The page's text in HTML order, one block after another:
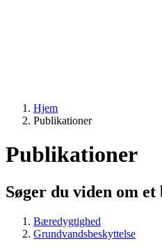
Hjem
Publikationer
Publikationer
Søger du viden om et
Bæredygtighed
Grundvandsbeskyttelse